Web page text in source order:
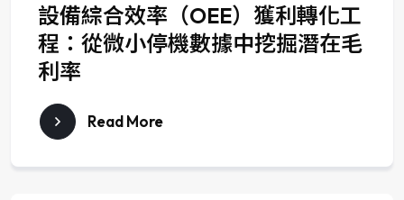
設備綜合效率（OEE）獲利轉化工
程：從微小停機數據中挖掘潛在毛
利率
Read More